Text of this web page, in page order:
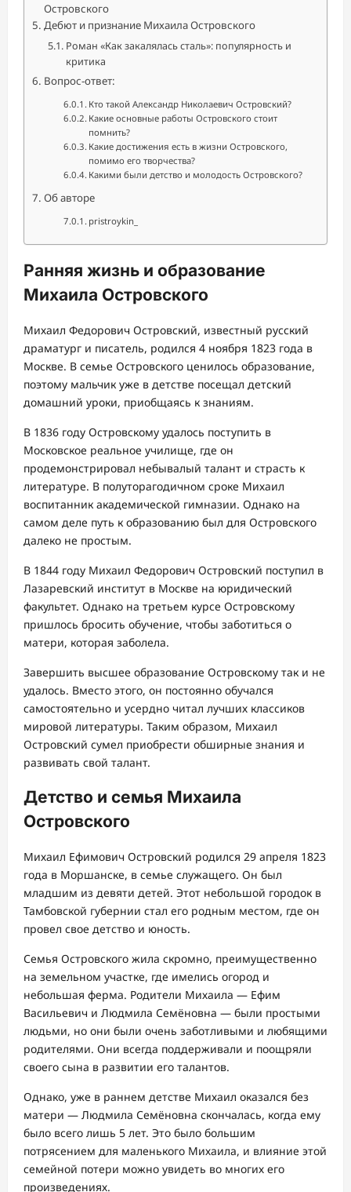
Островского
Дебют и признание Михаила Островского
Роман «Как закалялась сталь»: популярность и
критика
Вопрос-ответ:
Кто такой Александр Николаевич Островский?
Какие основные работы Островского стоит
помнить?
Какие достижения есть в жизни Островского,
помимо его творчества?
Какими были детство и молодость Островского?
Об авторе
pristroykin_
Ранняя жизнь и образование
Михаила Островского
Михаил Федорович Островский, известный русский
драматург и писатель, родился 4 ноября 1823 года в
Москве. В семье Островского ценилось образование,
поэтому мальчик уже в детстве посещал детский
домашний уроки, приобщаясь к знаниям.
В 1836 году Островскому удалось поступить в
Московское реальное училище, где он
продемонстрировал небывалый талант и страсть к
литературе. В полуторагодичном сроке Михаил
воспитанник академической гимназии. Однако на
самом деле путь к образованию был для Островского
далеко не простым.
В 1844 году Михаил Федорович Островский поступил в
Лазаревский институт в Москве на юридический
факультет. Однако на третьем курсе Островскому
пришлось бросить обучение, чтобы заботиться о
матери, которая заболела.
Завершить высшее образование Островскому так и не
удалось. Вместо этого, он постоянно обучался
самостоятельно и усердно читал лучших классиков
мировой литературы. Таким образом, Михаил
Островский сумел приобрести обширные знания и
развивать свой талант.
Детство и семья Михаила
Островского
Михаил Ефимович Островский родился 29 апреля 1823
года в Моршанске, в семье служащего. Он был
младшим из девяти детей. Этот небольшой городок в
Тамбовской губернии стал его родным местом, где он
провел свое детство и юность.
Семья Островского жила скромно, преимущественно
на земельном участке, где имелись огород и
небольшая ферма. Родители Михаила — Ефим
Васильевич и Людмила Семёновна — были простыми
людьми, но они были очень заботливыми и любящими
родителями. Они всегда поддерживали и поощряли
своего сына в развитии его талантов.
Однако, уже в раннем детстве Михаил оказался без
матери — Людмила Семёновна скончалась, когда ему
было всего лишь 5 лет. Это было большим
потрясением для маленького Михаила, и влияние этой
семейной потери можно увидеть во многих его
произведениях.